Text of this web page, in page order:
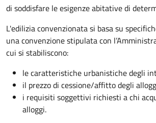
di soddisfare le esigenze abitative di
L'edilizia convenzionata si basa su
una convenzione stipulata con
cui si stabiliscono:
le caratteristiche urbanistiche degli
il prezzo di cessione/affitto degli
i requisiti soggettivi richiesti a chi
alloggi.